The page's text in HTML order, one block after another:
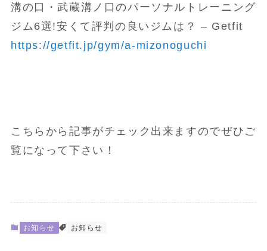
溝の口・武蔵溝ノ口のパーソナルトレーニング
ジム6選!安くて評判の良いジムは？ – Getfit
https://getfit.jp/gym/a-mizonoguchi
こちらから記事がチェック出来ますのでぜひご
覧になって下さい！
お知らせ お知らせ